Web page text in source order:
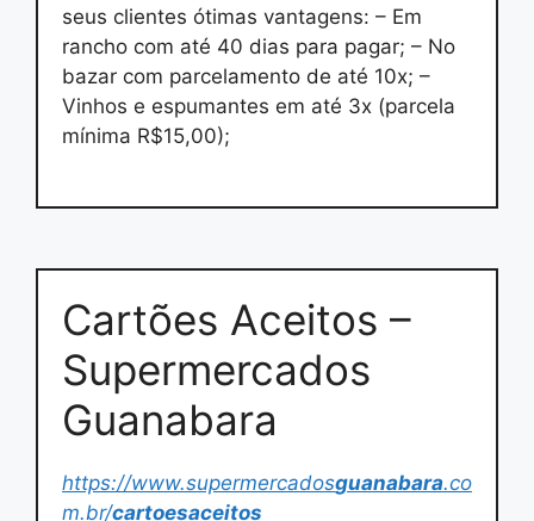
seus clientes ótimas vantagens: – Em
rancho com até 40 dias para pagar; – No
bazar com parcelamento de até 10x; –
Vinhos e espumantes em até 3x (parcela
mínima R$15,00);
Cartões Aceitos –
Supermercados
Guanabara
https://www.supermercadosguanabara.co
m.br/cartoesaceitos